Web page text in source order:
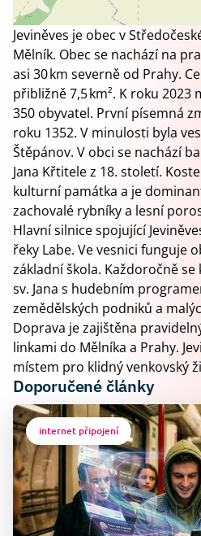
Jeviněves je obec v
Mělník. Obec se nachází na
asi 30 km severně od Prahy.
přibližně 7,5 km². K roku 2023
350 obyvatel. První písemná
roku 1352. V minulosti byla
Štěpánov. V obci se nachází
Jana Křtitele z 18. století.
kulturní památka a je
zachovalé rybníky a lesní
Hlavní silnice spojující
řeky Labe. Ve vesnici funguje
základní škola. Každoročně
sv. Jana s hudebním
zemědělských podniků a
Doprava je zajištěna
linkami do Mělníka a Prahy.
místem pro klidný venkovský
Doporučené články
internet připojení